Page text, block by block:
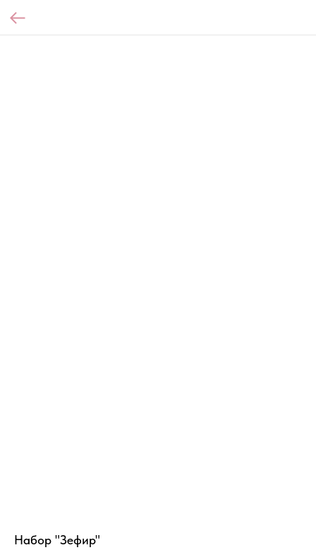
Набор "Зефир"